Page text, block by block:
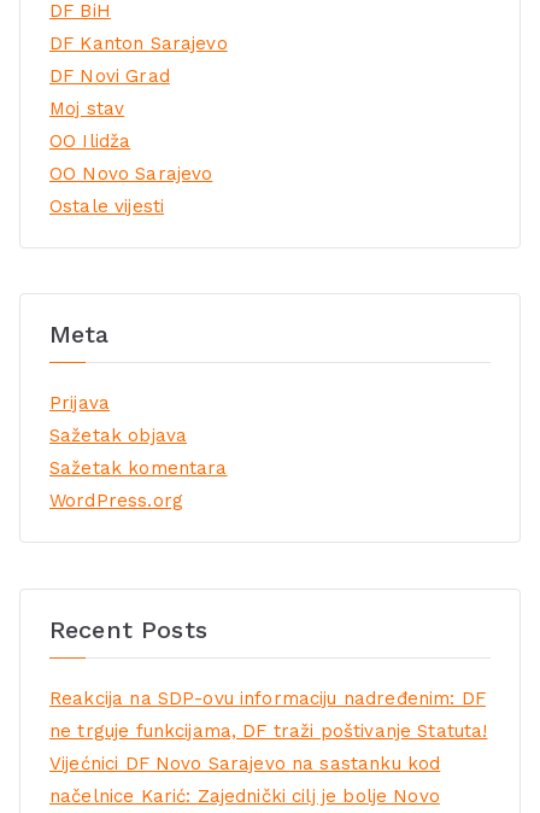
DF BiH
DF Kanton Sarajevo
DF Novi Grad
Moj stav
OO Ilidža
OO Novo Sarajevo
Ostale vijesti
Meta
Prijava
Sažetak objava
Sažetak komentara
WordPress.org
Recent Posts
Reakcija na SDP-ovu informaciju nadređenim: DF
ne trguje funkcijama, DF traži poštivanje Statuta!
Vijećnici DF Novo Sarajevo na sastanku kod
načelnice Karić: Zajednički cilj je bolje Novo